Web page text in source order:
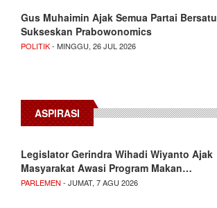
Gus Muhaimin Ajak Semua Partai Bersatu
Sukseskan Prabowonomics
POLITIK- MINGGU, 26 JUL 2026
ASPIRASI
Legislator Gerindra Wihadi Wiyanto Ajak
Masyarakat Awasi Program Makan…
PARLEMEN - JUMAT, 7 AGU 2026